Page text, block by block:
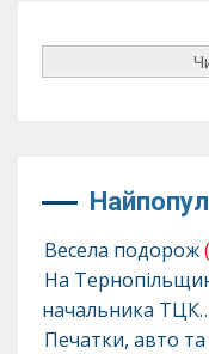
Весела подорож
На
начальника
Печатки, авто та